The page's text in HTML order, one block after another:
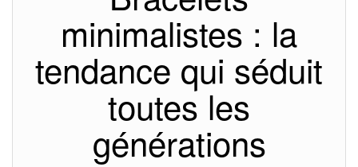
minimalistes : la
tendance qui séduit
toutes les
générations